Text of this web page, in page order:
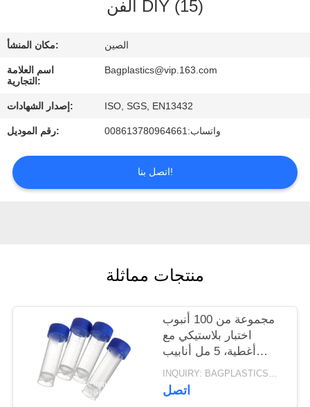
جودة
اطلب
اقتباس
الفن DIY (15)
مكان المنشأ: الصين
اسم العلامة
التجارية:
Bagplastics@vip.163.com
إصدار الشهادات: ISO, SGS, EN13432
رقم الموديل: واتساب:008613780964661
اتصل بنا!
منتجات مماثلة
مجموعة من 100 أنبوب
اختبار بلاستيكي مع
أغطية، 5 مل أنابيب
شوت تدريجية مع غطاء
المسمار قناني صغيرة
حاوية للسائل
INQUIRY: BAGPLASTICS@GMAIL.COM MOQ:واتس اب: 008613780964661
اتصل